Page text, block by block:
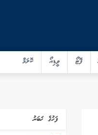
ފޮޓޯ ވީޑިއޯ ކޮލަމް
ފަހުގެ ޚަބަރު